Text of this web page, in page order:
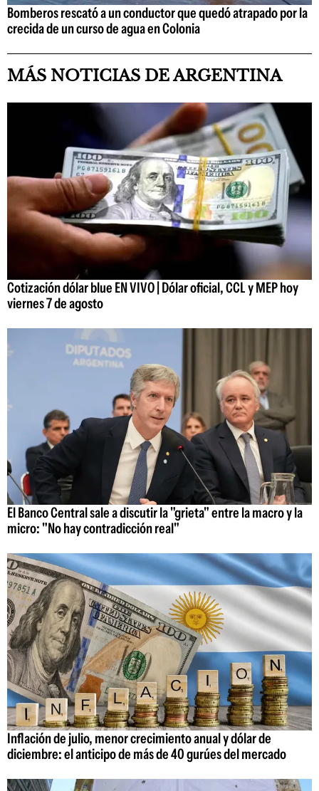
Bomberos rescató a un conductor que quedó atrapado por la
crecida de un curso de agua en Colonia
MÁS NOTICIAS DE ARGENTINA
Cotización dólar blue EN VIVO | Dólar oficial, CCL y MEP hoy
viernes 7 de agosto
El Banco Central sale a discutir la "grieta" entre la macro y la
micro: "No hay contradicción real"
Inflación de julio, menor crecimiento anual y dólar de
diciembre: el anticipo de más de 40 gurúes del mercado